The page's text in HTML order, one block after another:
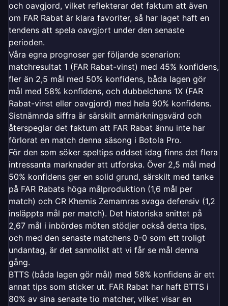
och oavgjord, vilket reflekterar det faktum att även
om FAR Rabat är klara favoriter, så har laget haft en
tendens att spela oavgjort under den senaste
perioden.
Våra egna prognoser ger följande scenarion:
matchresultat 1 (FAR Rabat-vinst) med 45% konfidens,
fler än 2,5 mål med 50% konfidens, båda lagen gör
mål med 58% konfidens, och dubbelchans 1X (FAR
Rabat-vinst eller oavgjord) med hela 90% konfidens.
Sistnämnda siffra är särskilt anmärkningsvärd och
återspeglar det faktum att FAR Rabat ännu inte har
förlorat en match denna säsong i Botola Pro.
För den som söker speltips oddset idag finns det flera
intressanta marknader att utforska. Över 2,5 mål med
50% konfidens ger en solid grund, särskilt med tanke
på FAR Rabats höga målproduktion (1,6 mål per
match) och CR Khemis Zemamras svaga defensiv (1,2
insläppta mål per match). Det historiska snittet på
2,67 mål i inbördes möten stödjer också detta tips,
och med den senaste matchens 0-0 som ett troligt
undantag, är det sannolikt att vi får se mål denna
gång.
BTTS (båda lagen gör mål) med 58% konfidens är ett
annat tips som sticker ut. FAR Rabat har haft BTTS i
80% av sina senaste tio matcher, vilket visar en